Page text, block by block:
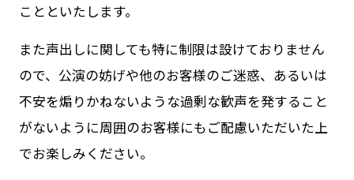
ことといたします。
また声出しに関しても特に制限は設けておりません
ので、公演の妨げや他のお客様のご迷惑、あるいは
不安を煽りかねないような過剰な歓声を発すること
がないように周囲のお客様にもご配慮いただいた上
でお楽しみください。